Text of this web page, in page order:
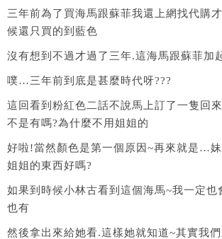
三年前為了買海馬跟蘇菲我還上網找代購
候還只買的到藍色
沒有想到不過才過了三年.這海馬跟蘇菲加
噗…三年前到底是甚麼時代呀???
這回看到粉紅色二話不說馬上訂了一隻回
不是有嗎?為什麼不用姐姐的
好啦!當然顏色是第一個原因~再來就是…
姐姐的東西好嗎?
如果到時候小林古看到這個海馬~我一定也
也有
然後拿出來給她看.這樣她就知道~其實我